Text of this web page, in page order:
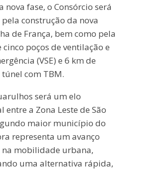
nova fase, o Consórcio será
construção da nova
de França, bem como pela
cinco poços de ventilação e
(VSE) e 6 km de
com TBM.
será um elo
a Zona Leste de São
maior município do
representa um avanço
mobilidade urbana,
uma alternativa rápida,